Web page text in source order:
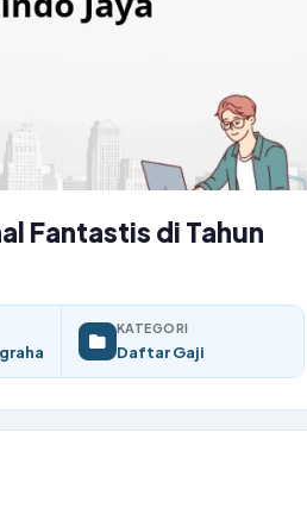
Fantastis di Tahun
KATEGORI
Daftar Gaji